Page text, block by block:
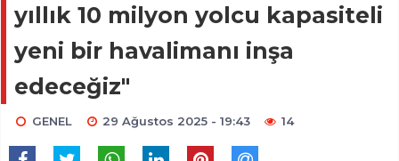
yıllık 10 milyon yolcu kapasiteli
yeni bir havalimanı inşa
edeceğiz"
GENEL 29 Ağustos 2025 - 19:43 14